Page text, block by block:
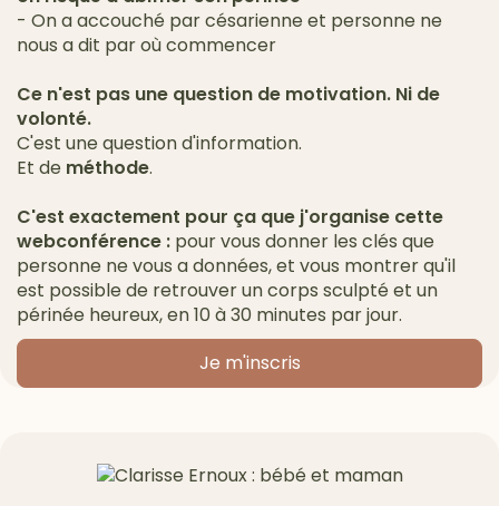
- On a accouché par césarienne et personne ne
nous a dit par où commencer
Ce n'est pas une question de motivation. Ni de
volonté.
C'est une question d'information.
Et de méthode.
C'est exactement pour ça que j'organise cette
webconférence : pour vous donner les clés que
personne ne vous a données, et vous montrer qu'il
est possible de retrouver un corps sculpté et un
périnée heureux, en 10 à 30 minutes par jour.
Je m'inscris